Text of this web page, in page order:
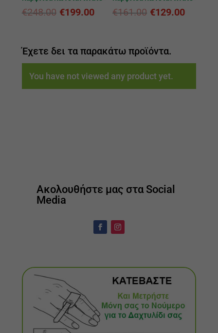
€248.00 €199.00 €161.00 €129.00
Έχετε δει τα παρακάτω προϊόντα.
You have not viewed any product yet.
Ακολουθήστε μας στα Social
Media